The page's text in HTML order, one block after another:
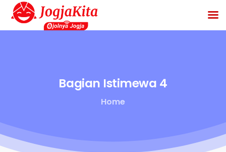
Bagian Istimewa 4
Home